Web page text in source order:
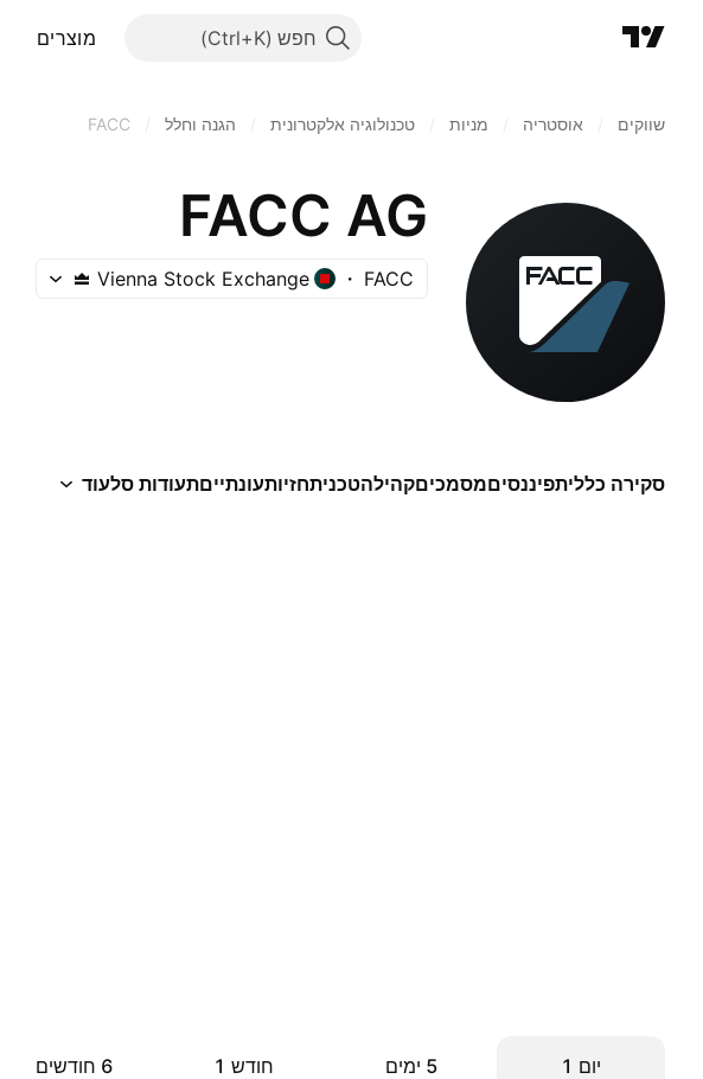
חפש מוצרים
שווקים אוסטריה מניות‏ טכנולוגיה אלקטרונית הגנה וחלל FACC
FACC AG
FACC
Vienna Stock Exchange
סקירה כלליתפיננסיםמסמכיםקהילהטכניתחזיותעונתייםתעודות סלעוד
יום ‎1‎
‎5‎ ימים
חודש ‎1‎
‎6‎ חודשים